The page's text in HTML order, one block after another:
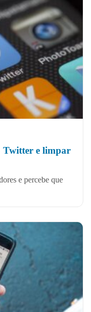
Twitter e limpar
e percebe que